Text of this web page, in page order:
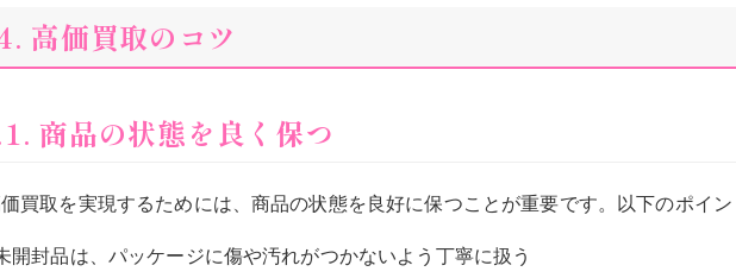
高価買取のコツ
商品の状態を良く保つ
買取を実現するためには、商品の状態を良好に保つことが重要です。以下のポイン
開封品は、パッケージに傷や汚れがつかないよう丁寧に扱う